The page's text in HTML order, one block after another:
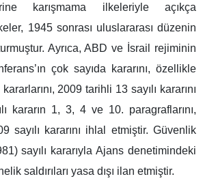
karışmama ilkeleriyle açıkça
1945 sonrası uluslararası düzenin
Ayrıca, ABD ve İsrail rejiminin
çok sayıda kararını, özellikle
2009 tarihli 13 sayılı kararını
kararın 1, 3, 4 ve 10. paragraflarını,
sayılı kararını ihlal etmiştir. Güvenlik
sayılı kararıyla Ajans denetimindeki
saldırıları yasa dışı ilan etmiştir.